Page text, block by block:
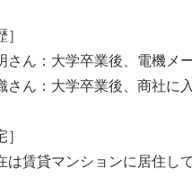
］
さん：大学卒業後、電機メ
さん：大学卒業後、商社に
］
は賃貸マンションに居住し